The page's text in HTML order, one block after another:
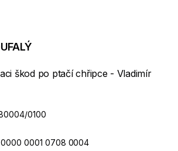
škod po ptačí chřipce - Vladimír
0100
0000 0001 0708 0004